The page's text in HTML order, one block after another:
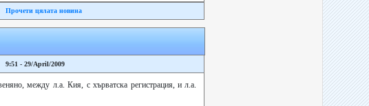
Прочети цялата новина
9:51 - 29/April/2009
между л.а. Кия, с хърватска регистрация, и л.а.